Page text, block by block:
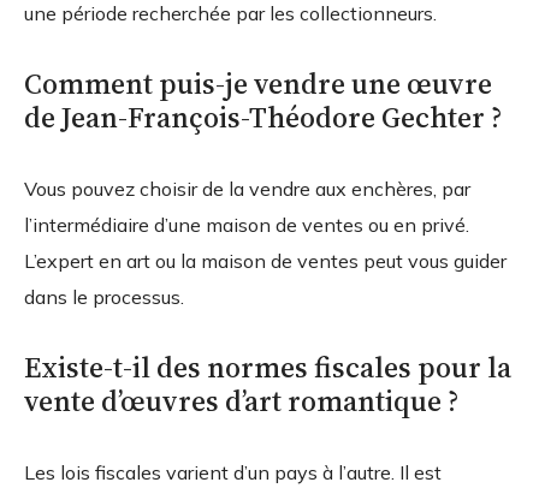
une période recherchée par les collectionneurs.
Comment puis-je vendre une œuvre
de Jean-François-Théodore Gechter ?
Vous pouvez choisir de la vendre aux enchères, par
l’intermédiaire d’une maison de ventes ou en privé.
L’expert en art ou la maison de ventes peut vous guider
dans le processus.
Existe-t-il des normes fiscales pour la
vente d’œuvres d’art romantique ?
Les lois fiscales varient d’un pays à l’autre. Il est